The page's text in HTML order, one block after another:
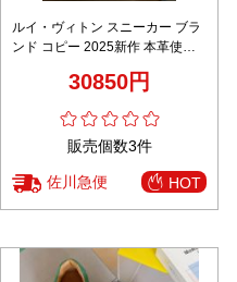
ルイ・ヴィトン スニーカー ブラ
ンド コピー 2025新作 本革使用
心サイト対応30850円
販売個数3件
佐川急便 HOT